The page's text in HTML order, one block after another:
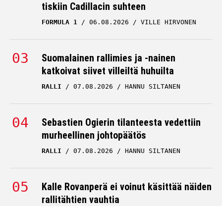
tiskiin Cadillacin suhteen
FORMULA 1 06.08.2026 VILLE HIRVONEN
Suomalainen rallimies ja -nainen
katkoivat siivet villeiltä huhuilta
RALLI 07.08.2026 HANNU SILTANEN
Sebastien Ogierin tilanteesta vedettiin
murheellinen johtopäätös
RALLI 07.08.2026 HANNU SILTANEN
Kalle Rovanperä ei voinut käsittää näiden
rallitähtien vauhtia